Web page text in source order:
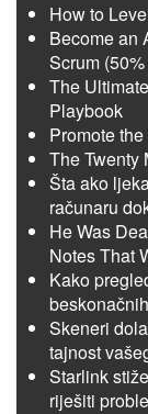
How to
Become an
Scrum
The
Playbook
Promote
The Twenty
Šta ako
računaru
He Was
Notes That
Kako
Skeneri
tajnost
Starlink
riješiti